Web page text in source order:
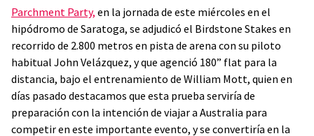
Parchment Party, en la jornada de este miércoles en el
hipódromo de Saratoga, se adjudicó el Birdstone Stakes en
recorrido de 2.800 metros en pista de arena con su piloto
habitual John Velázquez, y que agenció 180” flat para la
distancia, bajo el entrenamiento de William Mott, quien en
días pasado destacamos que esta prueba serviría de
preparación con la intención de viajar a Australia para
competir en este importante evento, y se convertiría en la